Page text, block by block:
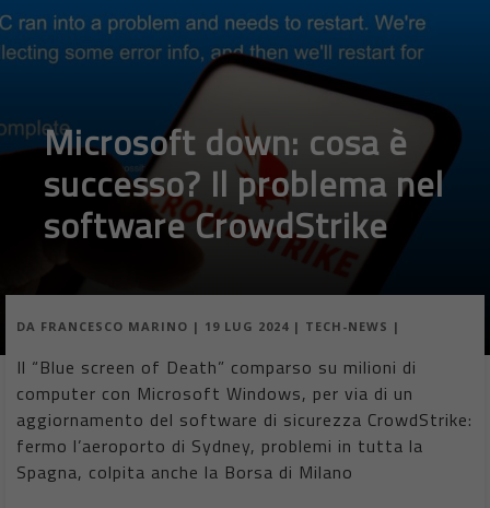
Microsoft down: cosa è
successo? Il problema nel
software CrowdStrike
DA FRANCESCO MARINO | 19 LUG 2024 | TECH-NEWS |
Il “Blue screen of Death” comparso su milioni di
computer con Microsoft Windows, per via di un
aggiornamento del software di sicurezza CrowdStrike:
fermo l’aeroporto di Sydney, problemi in tutta la
Spagna, colpita anche la Borsa di Milano